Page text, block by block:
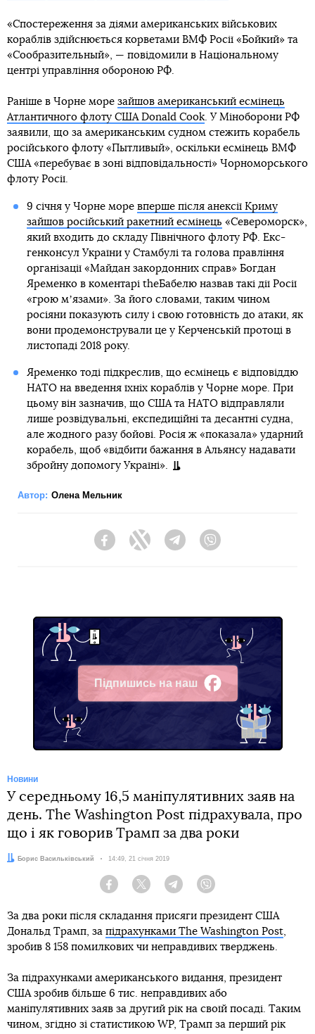
«Спостереження за діями американських військових
кораблів здійснюється корветами ВМФ Росії «Бойкий» та
«Сообразительный», — повідомили в Національному
центрі управління обороною РФ.
Раніше в Чорне море зайшов американський есмінець
Атлантичного флоту США Donald Cook. У Міноборони РФ
заявили, що за американським судном стежить корабель
російського флоту «Пытливый», оскільки есмінець ВМФ
США «перебуває в зоні відповідальності» Чорноморського
флоту Росії.
9 січня у Чорне море вперше після анексії Криму
зайшов російський ракетний есмінець «Североморск»,
який входить до складу Північного флоту РФ. Екс-
генконсул України у Стамбулі та голова правління
організації «Майдан закордонних справ» Богдан
Яременко в коментарі theБабелю назвав такі дії Росії
«грою мʼязами». За його словами, таким чином
росіяни показують силу і свою готовність до атаки, як
вони продемонстрували це у Керченській протоці в
листопаді 2018 року.
Яременко тоді підкреслив, що есмінець є відповіддю
НАТО на введення їхніх кораблів у Чорне море. При
цьому він зазначив, що США та НАТО відправляли
лише розвідувальні, експедиційні та десантні судна,
але жодного разу бойові. Росія ж «показала» ударний
корабель, щоб «відбити бажання в Альянсу надавати
збройну допомогу Україні».
Автор: Олена Мельник
FacebookTwitter Telegram
Підпишись на наш
Facebook
Новини
У середньому 16,5 маніпулятивних заяв на
день. The Washington Post підрахувала, про
що і як говорив Трамп за два роки
Автор:Борис Васильківський Дата:
14:49, 21 січня 2019
Facebook Twitter Telegram
За два роки після складання присяги президент США
Дональд Трамп, за підрахунками The Washington Post,
зробив 8 158 помилкових чи неправдивих тверджень.
За підрахунками американського видання, президент
США зробив більше 6 тис. неправдивих або
маніпулятивних заяв за другий рік на своїй посаді. Таким
чином, згідно зі статистикою WP, Трамп за перший рік